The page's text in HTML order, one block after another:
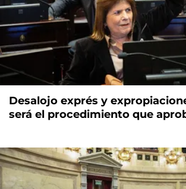
Desalojo exprés y
será el procedimiento que